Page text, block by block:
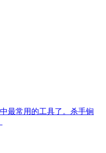
最常用的工具了。杀手锏